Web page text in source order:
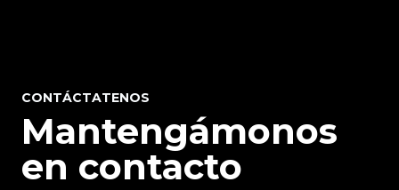
CONTÁCTATENOS
Mantengámonos
en contacto